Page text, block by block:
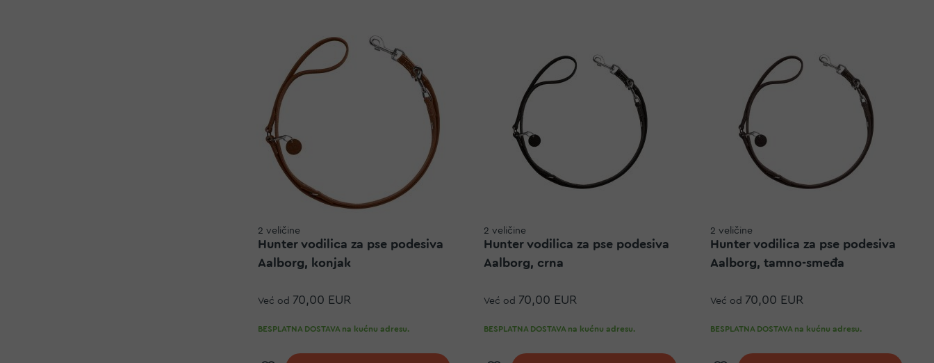
2 veličine
Hunter vodilica za pse podesiva
Aalborg, konjak
Već od 70,00 EUR
BESPLATNA DOSTAVA na kućnu adresu.
2 veličine
Hunter vodilica za pse podesiva
Aalborg, crna
Već od 70,00 EUR
BESPLATNA DOSTAVA na kućnu adresu.
2 veličine
Hunter vodilica za pse podesiva
Aalborg, tamno-smeđa
Već od 70,00 EUR
BESPLATNA DOSTAVA na kućnu adresu.